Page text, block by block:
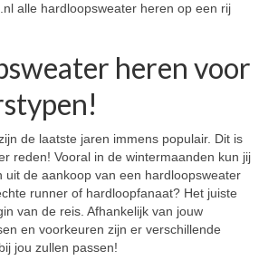
alle hardloopsweater heren op een rij
heren voor
de laatste jaren immens populair. Dit is
reden! Vooral in de wintermaanden kun jij
uit de aankoop van een hardloopsweater
runner of hardloopfanaat? Het juiste
van de reis. Afhankelijk van jouw
en voorkeuren zijn er verschillende
jou zullen passen!